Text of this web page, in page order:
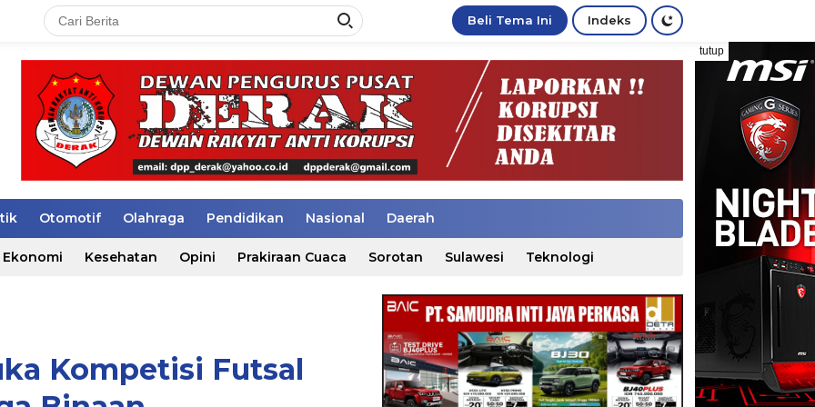
Beli Tema Ini Indeks
tutup
Otomotif Olahraga Pendidikan Nasional Daerah
Ekonomi Kesehatan Opini Prakiraan Cuaca Sorotan Sulawesi Teknologi
Kompetisi Futsal